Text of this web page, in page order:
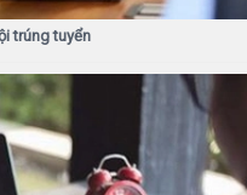
trúng tuyển